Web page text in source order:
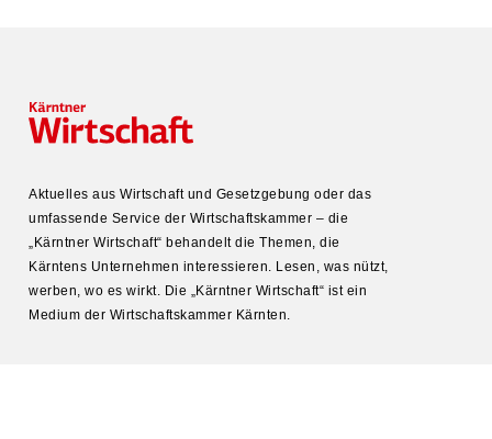
Aktuelles aus Wirtschaft und Gesetz­gebung oder das
umfas­sende Service der Wirtschafts­kammer – die
„Kärntner Wirtschaft“ behandelt die Themen, die
Kärntens Unter­nehmen inter­es­sieren. Lesen, was nützt,
werben, wo es wirkt. Die „Kärntner Wirtschaft“ ist ein
Medium der Wirtschafts­kammer Kärnten.